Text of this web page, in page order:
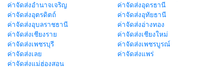
ค่าจัดส่งอำนาจเจริญ
ค่าจัดส่งอุดรธานี
ค่าจัดส่งอุตรดิตถ์
ค่าจัดส่งอุทัยธานี
ค่าจัดส่งอุบลราชธานี
ค่าจัดส่งอ่างทอง
ค่าจัดส่งเชียงราย
ค่าจัดส่งเชียงใหม่
ค่าจัดส่งเพชรบุรี
ค่าจัดส่งเพชรบูรณ์
ค่าจัดส่งเลย
ค่าจัดส่งแพร่
ค่าจัดส่งแม่ฮ่องสอน